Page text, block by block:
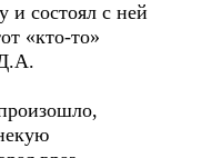
и состоял с ней
«кто-то»